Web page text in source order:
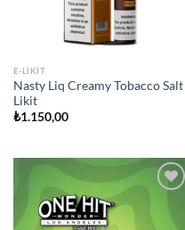
E-LIKIT
Nasty Liq Creamy Tobacco Salt
Likit
₺1.150,00